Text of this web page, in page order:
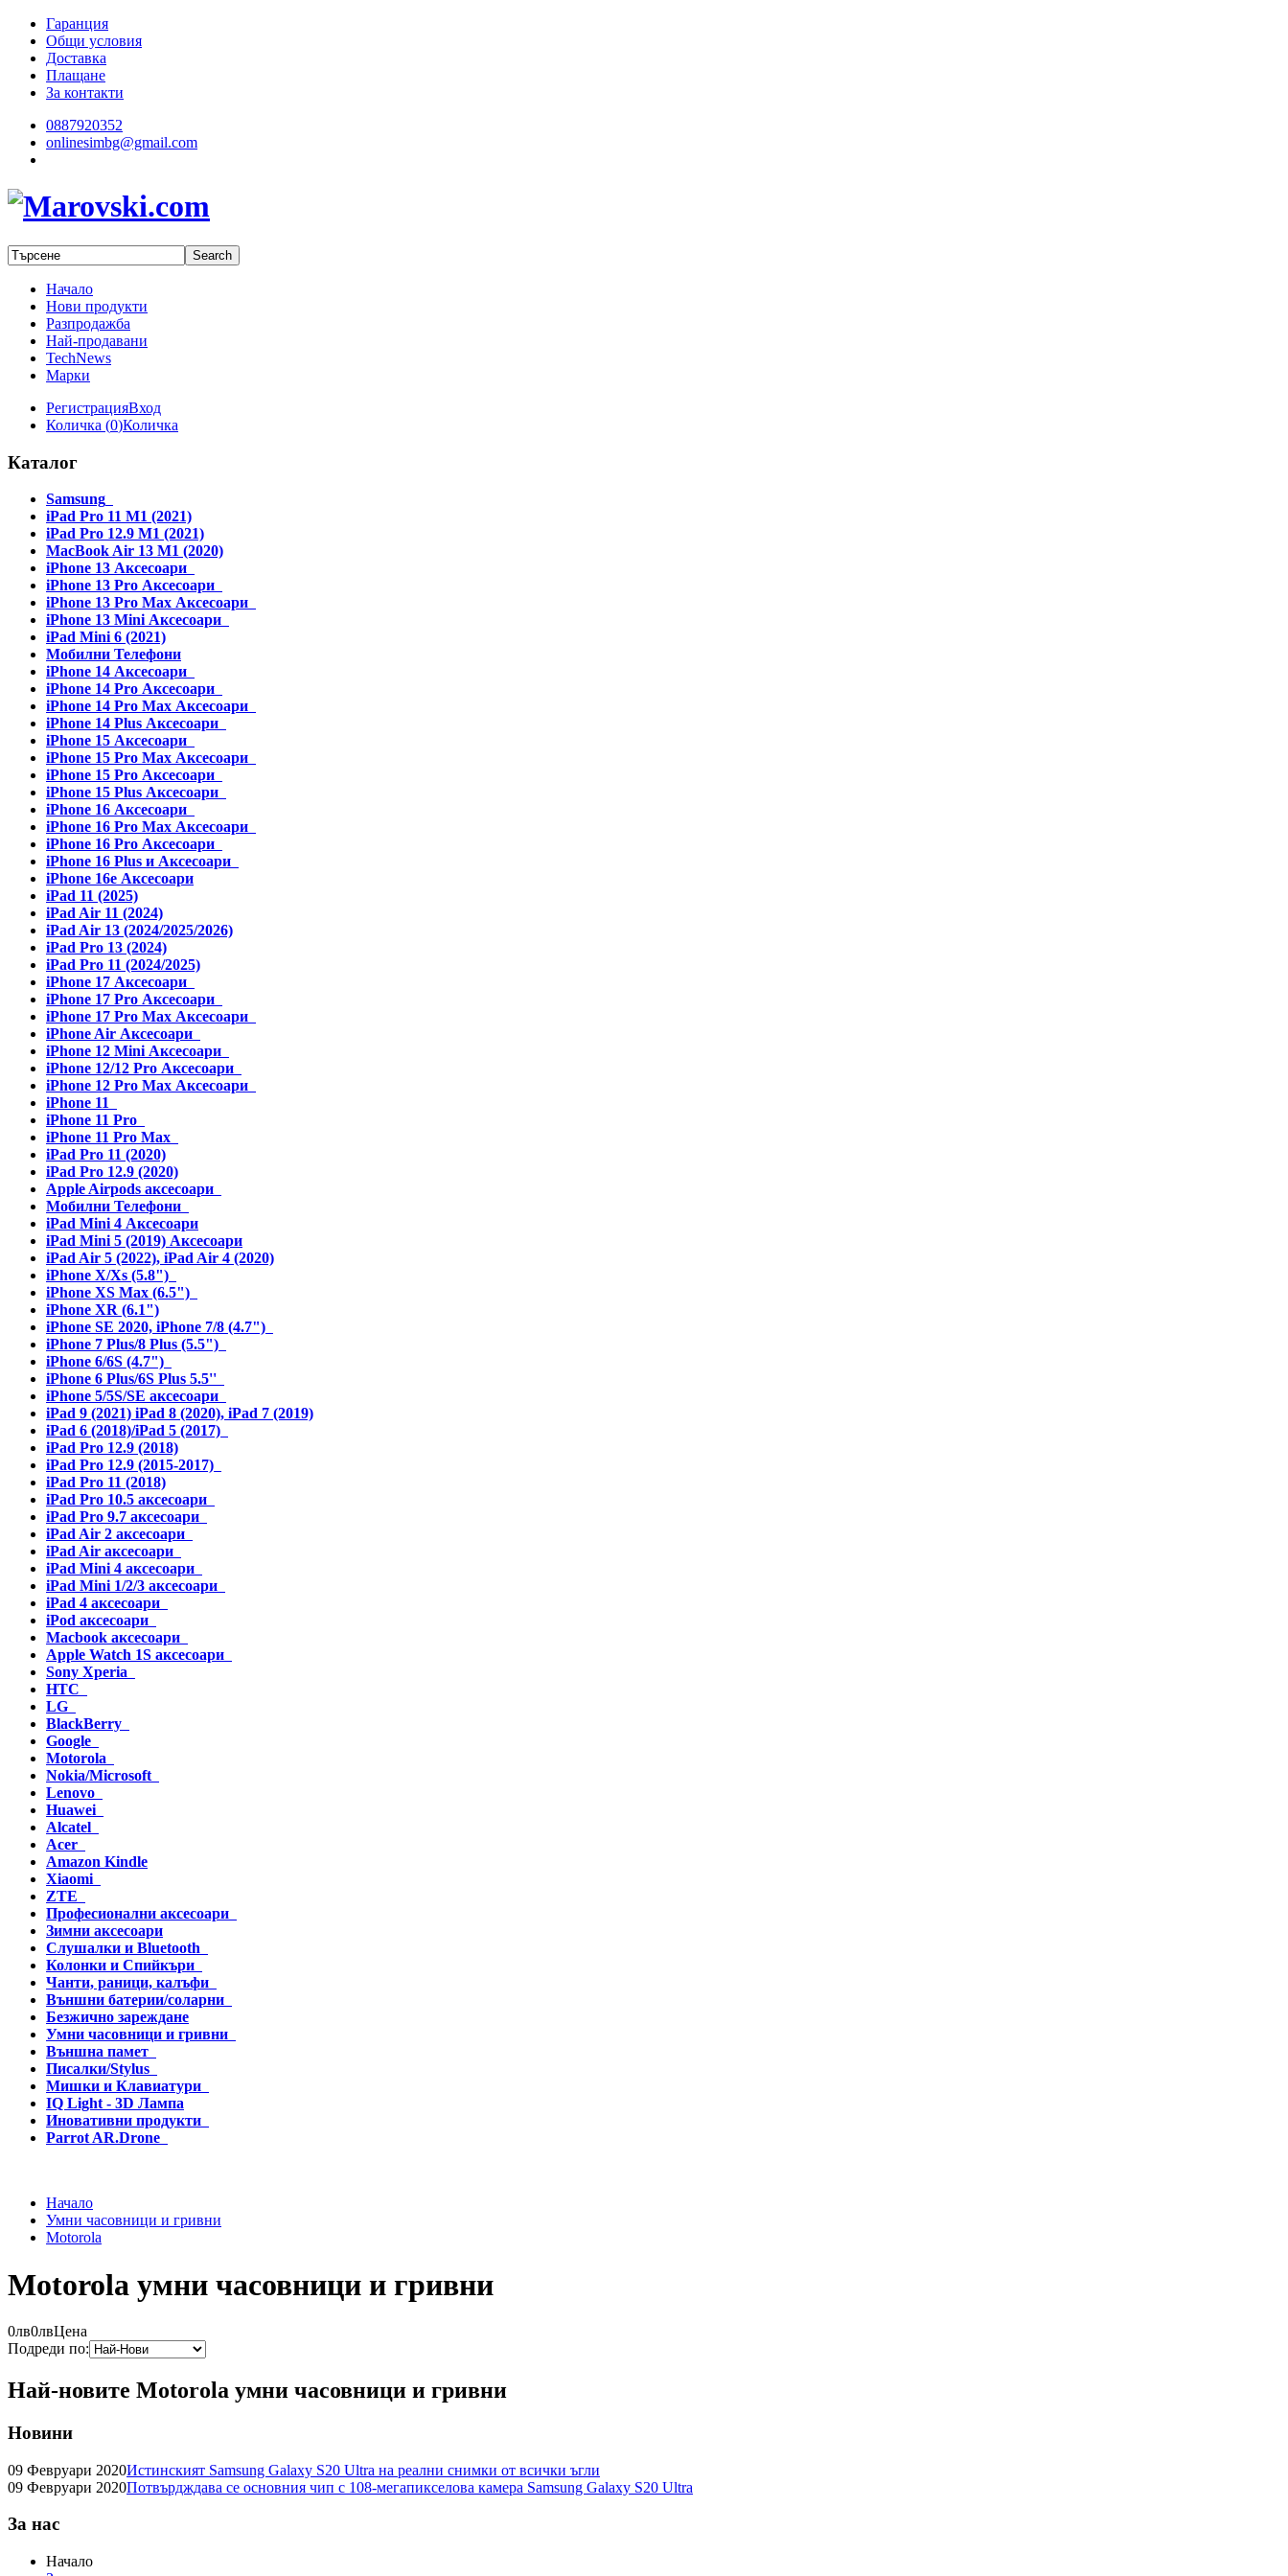
Гаранция
Общи условия
Доставка
Плащане
За контакти
0887920352
onlinesimbg@gmail.com
Начало
Нови продукти
Разпродажба
Най-продавани
TechNews
Марки
РегистрацияВход
Количка (0)Количка
Каталог
Samsung
iPad Pro 11 M1 (2021)
iPad Pro 12.9 M1 (2021)
MacBook Air 13 M1 (2020)
iPhone 13 Аксесоари
iPhone 13 Pro Аксесоари
iPhone 13 Pro Max Аксесоари
iPhone 13 Mini Аксесоари
iPad Mini 6 (2021)
Мобилни Телефони
iPhone 14 Аксесоари
iPhone 14 Pro Аксесоари
iPhone 14 Pro Max Аксесоари
iPhone 14 Plus Аксесоари
iPhone 15 Аксесоари
iPhone 15 Pro Max Аксесоари
iPhone 15 Pro Аксесоари
iPhone 15 Plus Аксесоари
iPhone 16 Аксесоари
iPhone 16 Pro Max Аксесоари
iPhone 16 Pro Аксесоари
iPhone 16 Plus и Аксесоари
iPhone 16e Аксесоари
iPad 11 (2025)
iPad Air 11 (2024)
iPad Air 13 (2024/2025/2026)
iPad Pro 13 (2024)
iPad Pro 11 (2024/2025)
iPhone 17 Аксесоари
iPhone 17 Pro Аксесоари
iPhone 17 Pro Max Аксесоари
iPhone Air Аксесоари
iPhone 12 Mini Аксесоари
iPhone 12/12 Pro Аксесоари
iPhone 12 Pro Max Аксесоари
iPhone 11
iPhone 11 Pro
iPhone 11 Pro Max
iPad Pro 11 (2020)
iPad Pro 12.9 (2020)
Apple Airpods аксесоари
Мобилни Телефони
iPad Mini 4 Аксесоари
iPad Mini 5 (2019) Аксесоари
iPad Air 5 (2022), iPad Air 4 (2020)
iPhone X/Xs (5.8")
iPhone XS Max (6.5")
iPhone XR (6.1")
iPhone SE 2020, iPhone 7/8 (4.7")
iPhone 7 Plus/8 Plus (5.5")
iPhone 6/6S (4.7")
iPhone 6 Plus/6S Plus 5.5''
iPhone 5/5S/SE аксесоари
iPad 9 (2021) iPad 8 (2020), iPad 7 (2019)
iPad 6 (2018)/iPad 5 (2017)
iPad Pro 12.9 (2018)
iPad Pro 12.9 (2015-2017)
iPad Pro 11 (2018)
iPad Pro 10.5 аксесоари
iPad Pro 9.7 аксесоари
iPad Air 2 аксесоари
iPad Air аксесоари
iPad Mini 4 аксесоари
iPad Mini 1/2/3 аксесоари
iPad 4 аксесоари
iPod аксесоари
Macbook аксесоари
Apple Watch 1S аксесоари
Sony Xperia
HTC
LG
BlackBerry
Google
Motorola
Nokia/Microsoft
Lenovo
Huawei
Alcatel
Acer
Amazon Kindle
Xiaomi
ZTE
Професионални аксесоари
Зимни аксесоари
Слушалки и Bluetooth
Колонки и Спийкъри
Чанти, раници, калъфи
Външни батерии/соларни
Безжично зареждане
Умни часовници и гривни
Външна памет
Писалки/Stylus
Мишки и Клавиатури
IQ Light - 3D Лампа
Иновативни продукти
Parrot AR.Drone
Начало
Умни часовници и гривни
Motorola
Motorola умни часовници и гривни
0лв0лвЦена
Подреди по:
Най-новите Motorola умни часовници и гривни
Новини
09 Февруари 2020Истинският Samsung Galaxy S20 Ultra на реални снимки от всички ъгли
09 Февруари 2020Потвърдждава се основния чип с 108-мегапикселова камера Samsung Galaxy S20 Ultra
За нас
Начало